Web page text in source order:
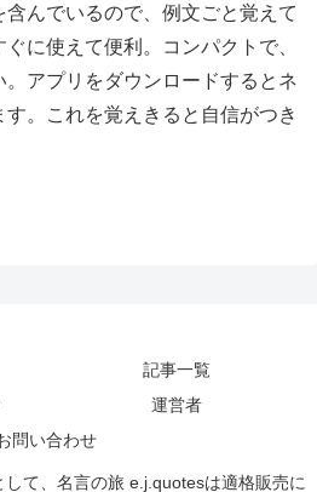
んでいるので、例文ごと覚えて
に使えて便利。コンパクトで、
。アプリをダウンロードするとネ
。これを覚えきると自信がつき
記事一覧
運営者
問い合わせ
て、名言の旅 e.j.quotesは適格販売に